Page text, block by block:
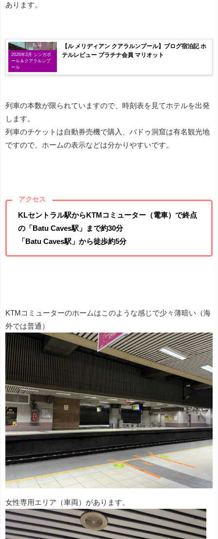
あります。
2026年3月 シンガポ
ール＆クアラルンプ
ール
【ル メリディアン クアラルンプール】ブログ宿泊記 ホ
テルレビュー プラチナ会員 マリオット
列車の本数が限られていますので、時刻表を見てホテルを出発
します。
列車のチケットは自動券売機で購入、バドゥ洞窟は有名観光地
ですので、ホームの表示などは分かりやすいです。
アクセス
KLセントラル駅からKTMコミューター（電車）で終点
の「Batu Caves駅」まで約30分
「Batu Caves駅」から徒歩約5分
KTMコミューターのホームはこのような感じで少々薄暗い（海
外では普通）
女性専用エリア（車両）があります。